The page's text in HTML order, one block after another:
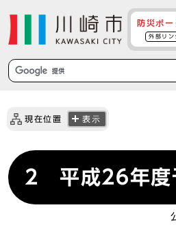
防災ポー
外部リン
現在位置 表示
2 平成26年度